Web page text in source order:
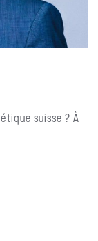
suisse ? À